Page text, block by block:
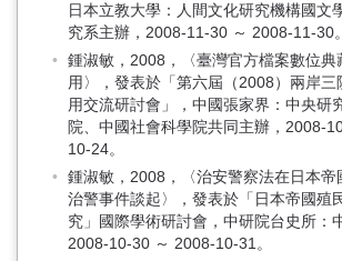
日本立教大學：人間文化研究機構國文
究系主辦，2008-11-30 ～ 2008-11-30。
鍾淑敏，2008，〈臺灣官方檔案數位典
用〉，發表於「第六屆（2008）兩岸三
用交流研討會」，中國張家界：中央研
院、中國社會科學院共同主辦，2008-
10-24。
鍾淑敏，2008，〈治安警察法在日本
治警事件談起〉，發表於「日本帝國殖
究」國際學術研討會，中研院台史所：
2008-10-30 ～ 2008-10-31。